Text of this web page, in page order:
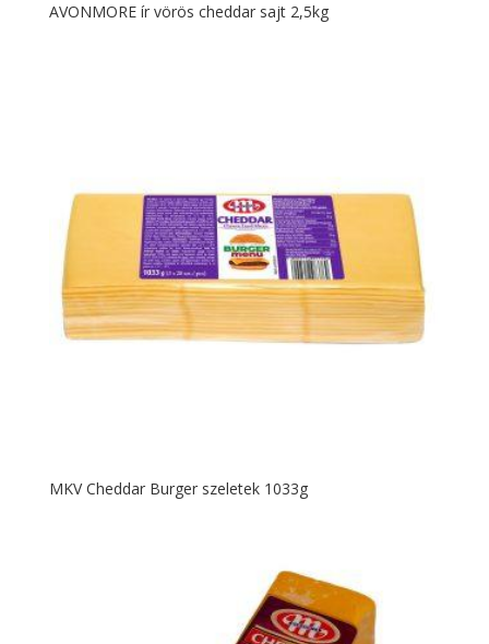
AVONMORE ír vörös cheddar sajt 2,5kg
MKV Cheddar Burger szeletek 1033g